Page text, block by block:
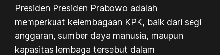
Presiden Presiden Prabowo adalah
memperkuat kelembagaan KPK, baik dari segi
anggaran, sumber daya manusia, maupun
kapasitas lembaga tersebut dalam